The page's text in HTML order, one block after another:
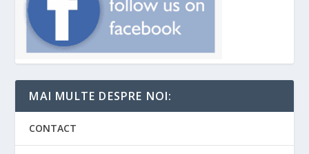
MAI MULTE DESPRE NOI:
CONTACT